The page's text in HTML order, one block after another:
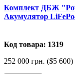
Комплект ДБЖ
Акумулятор
Код товара: 1319
252 000 грн. ($5 600)